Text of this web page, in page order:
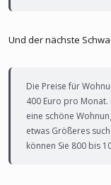
Und der nächste
Die Preise für
400 Euro pro
eine schöne
etwas Größeres
können Sie 800 bis